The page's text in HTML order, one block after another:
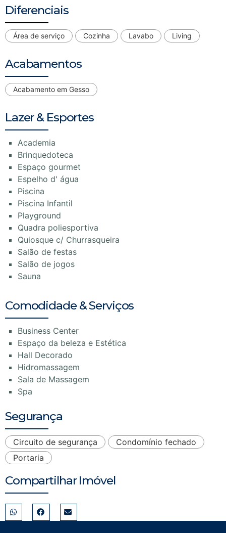
Diferenciais
Área de serviço Cozinha Lavabo Living
Acabamentos
Acabamento em Gesso
Lazer & Esportes
Academia
Brinquedoteca
Espaço gourmet
Espelho d' água
Piscina
Piscina Infantil
Playground
Quadra poliesportiva
Quiosque c/ Churrasqueira
Salão de festas
Salão de jogos
Sauna
Comodidade & Serviços
Business Center
Espaço da beleza e Estética
Hall Decorado
Hidromassagem
Sala de Massagem
Spa
Segurança
Circuito de segurança
Condomínio fechado
Portaria
Compartilhar Imóvel